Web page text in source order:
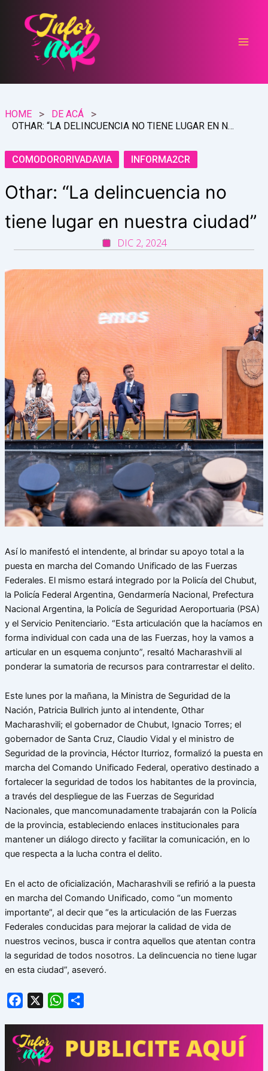
contenido
HOME
DE ACÁ
OTHAR: “LA DELINCUENCIA NO TIENE LUGAR EN NUESTRA CIUDAD”
COMODORORIVADAVIA INFORMA2CR
Othar: “La delincuencia no
tiene lugar en nuestra ciudad”
DIC 2, 2024
Así lo manifestó el intendente, al brindar su apoyo total a la
puesta en marcha del Comando Unificado de las Fuerzas
Federales. El mismo estará integrado por la Policía del Chubut,
la Policía Federal Argentina, Gendarmería Nacional, Prefectura
Nacional Argentina, la Policía de Seguridad Aeroportuaria (PSA)
y el Servicio Penitenciario. “Esta articulación que la hacíamos en
forma individual con cada una de las Fuerzas, hoy la vamos a
articular en un esquema conjunto”, resaltó Macharashvili al
ponderar la sumatoria de recursos para contrarrestar el delito.
Este lunes por la mañana, la Ministra de Seguridad de la
Nación, Patricia Bullrich junto al intendente, Othar
Macharashvili; el gobernador de Chubut, Ignacio Torres; el
gobernador de Santa Cruz, Claudio Vidal y el ministro de
Seguridad de la provincia, Héctor Iturrioz, formalizó la puesta en
marcha del Comando Unificado Federal, operativo destinado a
fortalecer la seguridad de todos los habitantes de la provincia,
a través del despliegue de las Fuerzas de Seguridad
Nacionales, que mancomunadamente trabajarán con la Policía
de la provincia, estableciendo enlaces institucionales para
mantener un diálogo directo y facilitar la comunicación, en lo
que respecta a la lucha contra el delito.
En el acto de oficialización, Macharashvili se refirió a la puesta
en marcha del Comando Unificado, como “un momento
importante”, al decir que “es la articulación de las Fuerzas
Federales conducidas para mejorar la calidad de vida de
nuestros vecinos, busca ir contra aquellos que atentan contra
la seguridad de todos nosotros. La delincuencia no tiene lugar
en esta ciudad”, aseveró.
Facebook WhatsApp